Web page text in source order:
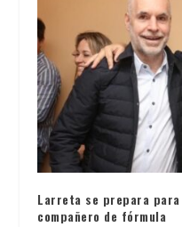
Larreta se prepara para
compañero de fórmula